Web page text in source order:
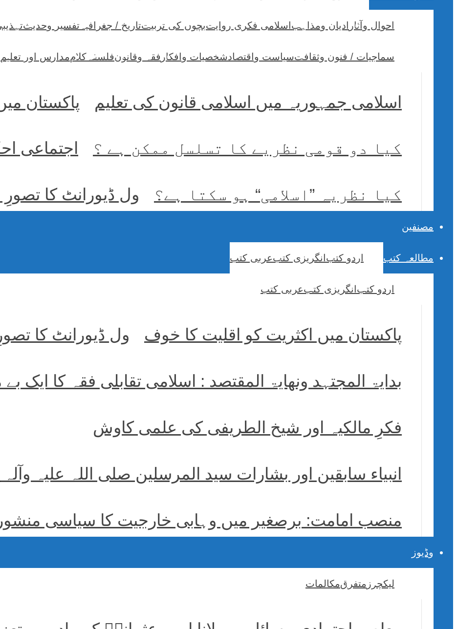
احوال وآثار ادیان ومذاہباسلامی فکری روایتبچوں کی تربیتتاریخ / جغرافیہ تفسیر وحدیث
سماجیات / فنون وثقافتسیاست واقتصادشخصیات وافکار فقہ وقانونفلسفہ کلاممدارس اور تعلیم
اسلامی جمہوریہ میں اسلامی قانون کی تعلیم پاکستان
کیا دو قومی نظریے کا تسلسل ممکن ہے ؟ اجتماعی
کیا نظریہ ”اسلامی“ ہو سکتا ہے؟ ول ڈیورانٹ کا
مصنفین
مطالعہ کتب اردو کتب انگریزی کتبعربی کتب
اردو کتب انگریزی کتبعربی کتب
پاکستان میں اکثریت کو اقلیت کا خوف ول ڈیورانٹ کا
بدایۃ المجتہد ونھایۃ المقتصد : اسلامی تقابلی فقہ کا ایک بے
فکرِ مالکیہ اور شیخ الطریفی کی علمی کاوش
انبیاء سابقین اور بشارات سید المرسلین صلی اللہ علیہ
منصب امامت: برصغیر میں وہابی خارجیت کا سیاسی منشور
وڈیوز
لیکچرز متفرقمکالمات